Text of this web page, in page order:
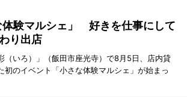
体験マルシェ」 好きを仕事にして
り出店
（いろ）」（飯田市座光寺）で8月5日、店内貸
初のイベント「小さな体験マルシェ」が始まっ